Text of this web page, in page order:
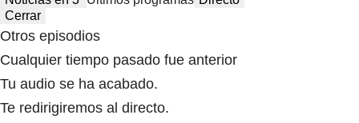
Cerrar
Otros episodios
Cualquier tiempo pasado fue anterior
Tu audio se ha acabado.
Te redirigiremos al directo.